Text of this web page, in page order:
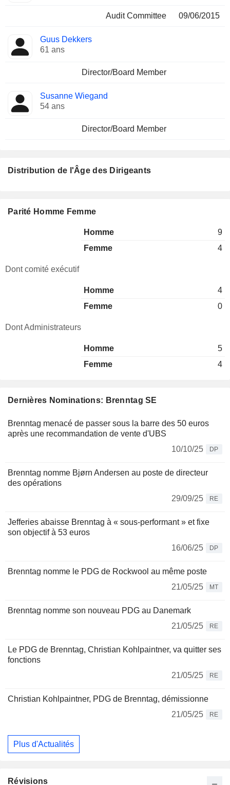
Audit Committee 09/06/2015
Guus Dekkers
61 ans
Director/Board Member
Susanne Wiegand
54 ans
Director/Board Member
Dernières Nominations: Brenntag SE
Brenntag menacé de passer sous la barre des 50 euros
après une recommandation de vente d'UBS
10/10/25
DP
Brenntag nomme Bjørn Andersen au poste de directeur
des opérations
29/09/25
RE
Jefferies abaisse Brenntag à « sous-performant » et fixe
son objectif à 53 euros
16/06/25
DP
Brenntag nomme le PDG de Rockwool au même poste
21/05/25
MT
Brenntag nomme son nouveau PDG au Danemark
21/05/25
RE
Le PDG de Brenntag, Christian Kohlpaintner, va quitter ses
fonctions
21/05/25
RE
Christian Kohlpaintner, PDG de Brenntag, démissionne
21/05/25
RE
Plus d'Actualités
Distribution de l'Âge des Dirigeants
Parité Homme Femme
Homme
9
Femme
4
Dont comité exécutif
Homme
4
Femme
0
Dont Administrateurs
Homme
5
Femme
4
Révisions